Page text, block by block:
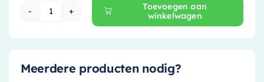
Mondiaz EASY Nis - 29.5x29.5cm - solid
Toevoegen aan
winkelwagen
Meerdere producten nodig?